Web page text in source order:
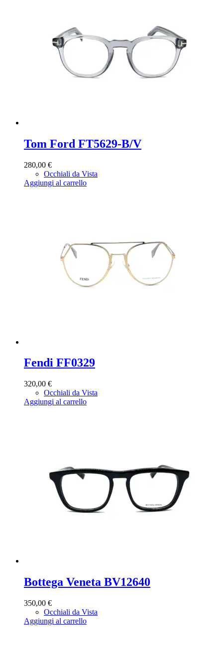
Tom Ford FT5629-B/V
280,00 €
Occhiali da Vista
Aggiungi al carrello
Fendi FF0329
320,00 €
Occhiali da Vista
Aggiungi al carrello
Bottega Veneta BV12640
350,00 €
Occhiali da Vista
Aggiungi al carrello